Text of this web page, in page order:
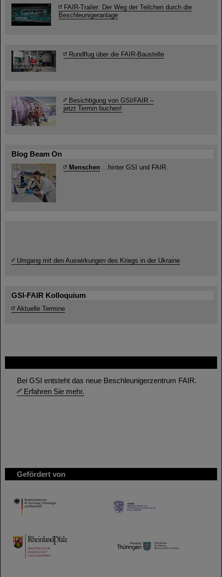
Bei GSI entsteht das neue Beschleunigerzentrum FAIR.
Erfahren Sie mehr.
Gefördert von
HMWK
TMWWDG
FAIR-Trailer: Der Weg der Teilchen durch die
Beschleunigeranlage
Rundflug über die FAIR-Baustelle
Besichtigung von GSI/FAIR –
jetzt Termin buchen!
Blog Beam On
Menschen ...hinter GSI und FAIR.
Umgang mit den Auswirkungen des Kriegs in der Ukraine
GSI-FAIR Kolloquium
Aktuelle Termine